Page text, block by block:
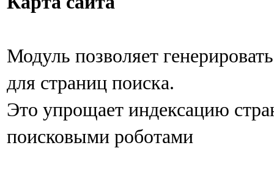
Модуль позволяет
для страниц поиска.
Это упрощает индексацию
поисковыми роботами